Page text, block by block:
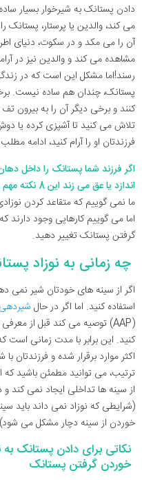
دادن پستانک به شیرخوار بسیار
می ‌کند، والدین یا پرستار، پستانک
آن را می ‌مکد و در سکوت، دنیای
مشاهده می ‌کند و والدین نیز در
رسند!اما مشکل این است که در
پستانک، چندان هم ساده نیست.
کنند و برخی دیگر آن را به بیرون
تلاش می کنید تا آشپزی کرده یا
فرزندتان او را آرام کنید، ادامه
اگر فرزند شما پستانک را داخل
اندازد یا عق می زند این 8 نکته مهم را امتحان کنید
ما نمی گوییم که متقاعد کردن
اما می گوییم کارهایی وجود دارند
گرفتن پستانک تغییر دهید.
چه زمانی به نوزاد
اگر از سینه های خودتان شیر نمی
استفاده کنید. اما اگر در حال
کنید. این برابر با مدت زمانی
اکثر موارد برقرار شده و فرزندتان
ترتیب، می توانید مطمئن باشید که
از سینه ها تداخلی ایجاد نمی کند
(شرایطی که نوزاد نمی داند باید
خوردن از سینه دچار مشکل می
نکاتی برای دادن پستانک به
خوردن گرفتن پستانک